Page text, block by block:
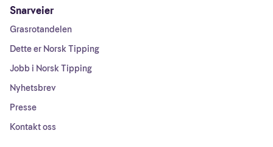
Snarveier
Grasrotandelen
Dette er Norsk Tipping
Jobb i Norsk Tipping
Nyhetsbrev
Presse
Kontakt oss